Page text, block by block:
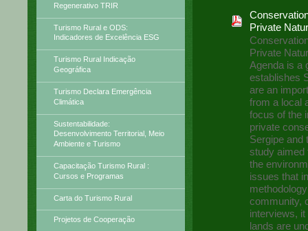
Regenerativo TRIR
Turismo Rural e ODS:
Indicadores de Excelência ESG
Turismo Rural Indicação
Geográfica
Turismo Declara Emergência
Climática
Sustentabilidade:
Desenvolvimento Territorial, Meio
Ambiente e Turismo
Capacitação Turismo Rural :
Cursos e Programas
Carta do Turismo Rural
Projetos de Cooperação
Private
Private
Agenda is a
establishes
are an
from a local
focus of the
private
Sergipe and
study aimed
the
issues that
community,
interviews,
lands are